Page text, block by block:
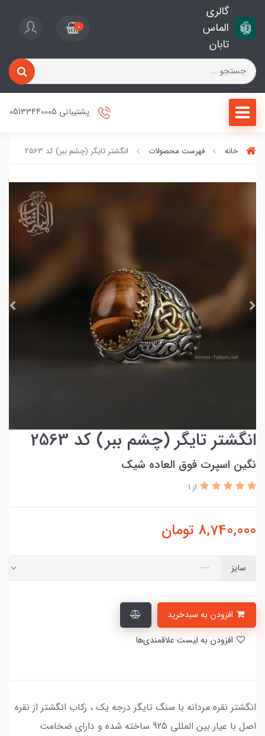
گالری
الماس
تابان
0
پشتیبانی 05133440005
خانه فهرست محصولات انگشتر تایگر (چشم ببر) کد 2563
انگشتر تایگر (چشم ببر) کد 2563
نگین اسپرت فوق العاده شیک
از 1
8,740,000 تومان
سایز
انگشتر نقره مردانه با سنگ تایگر درجه یک ، رکاب انگشتر از نقره
اصل با عیار بین المللی 925 ساخته شده و دارای ضخامت